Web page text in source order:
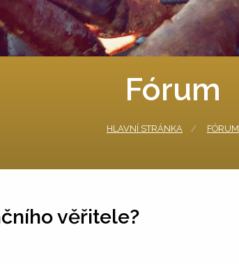
Fórum
HLAVNÍ STRÁNKA FÓRUM
věřitele?